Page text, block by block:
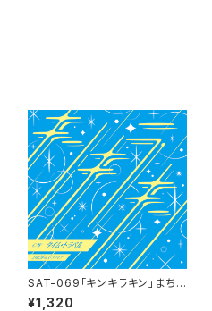
SAT-069「キンキラキン」まち
だガールズ・クワイア
¥1,320